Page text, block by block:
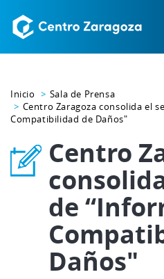
Inicio
Sala de Prensa
Centro Zaragoza consolida el
Compatibilidad de Daños"
Centro
de
Daños"